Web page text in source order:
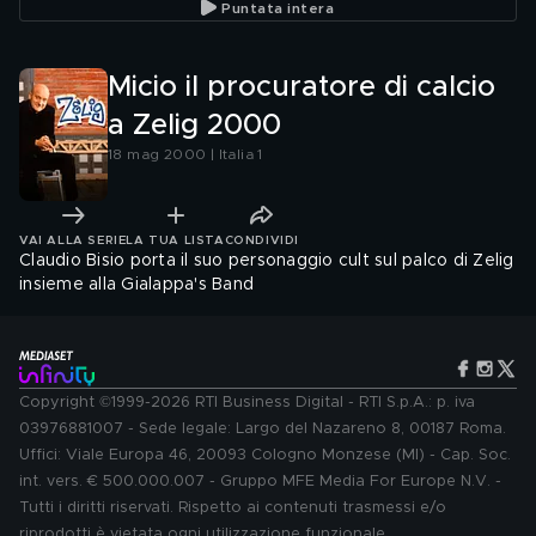
Puntata intera
Micio il procuratore di calcio
a Zelig 2000
18 mag 2000 | Italia 1
VAI ALLA SERIE LA TUA LISTA CONDIVIDI
Claudio Bisio porta il suo personaggio cult sul palco di Zelig
insieme alla Gialappa's Band
Copyright ©1999-2026 RTI Business Digital - RTI S.p.A.: p. iva
03976881007 - Sede legale: Largo del Nazareno 8, 00187 Roma.
Uffici: Viale Europa 46, 20093 Cologno Monzese (MI) - Cap. Soc.
int. vers. € 500.000.007 - Gruppo MFE Media For Europe N.V. -
Tutti i diritti riservati. Rispetto ai contenuti trasmessi e/o